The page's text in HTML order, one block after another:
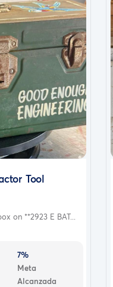
Tool
on **2923 E BAT...
7%
Meta
Alcanzada